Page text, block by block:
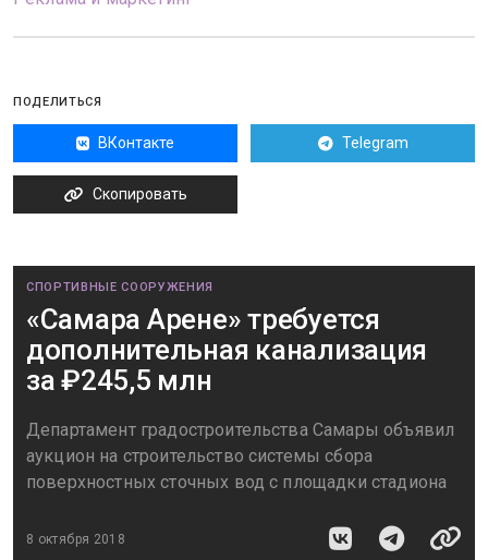
ПОДЕЛИТЬСЯ
ВКонтакте Telegram
Скопировать
СПОРТИВНЫЕ СООРУЖЕНИЯ
«Самара Арене» требуется
дополнительная канализация
за ₽245,5 млн
Департамент градостроительства Самары объявил
аукцион на строительство системы сбора
поверхностных сточных вод с площадки стадиона
8 октября 2018